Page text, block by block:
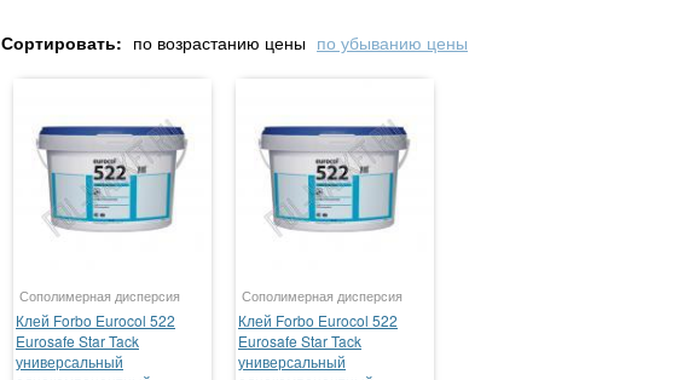
Сортировать: по возрастанию цены по убыванию цены
Сополимерная дисперсия
Клей Forbo Eurocol 522
Eurosafe Star Tack
универсальный
Сополимерная дисперсия
Клей Forbo Eurocol 522
Eurosafe Star Tack
универсальный